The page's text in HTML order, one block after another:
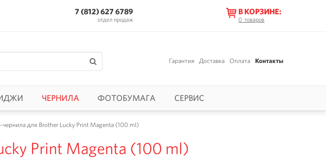
7 (812) 627 6789
отдел продаж
В КОРЗИНЕ:
0 товаров
Гарантия Доставка Оплата Контакты
ЧЕРНИЛА ФОТОБУМАГА СЕРВИС
для Brother Lucky Print Magenta (100 ml)
Print Magenta (100 ml)